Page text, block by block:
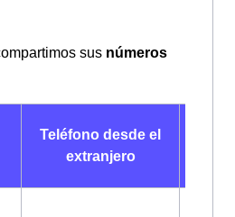
sus números
Teléfono desde el
extranjero